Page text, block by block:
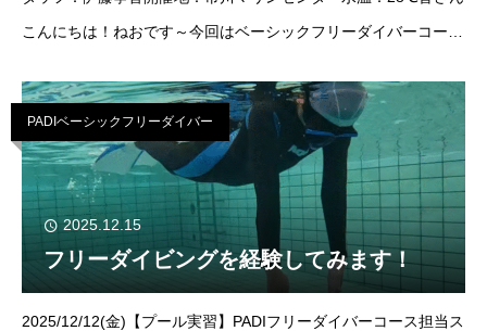
こんにちは！ねおです～今回はベーシックフリーダイバーコー
たゲスト様は3
PADIベーシックフリーダイバー
2025.12.15
フリーダイビングを経験してみます！
2025/12/12(金)【プール実習】PADIフリーダイバーコース担当ス